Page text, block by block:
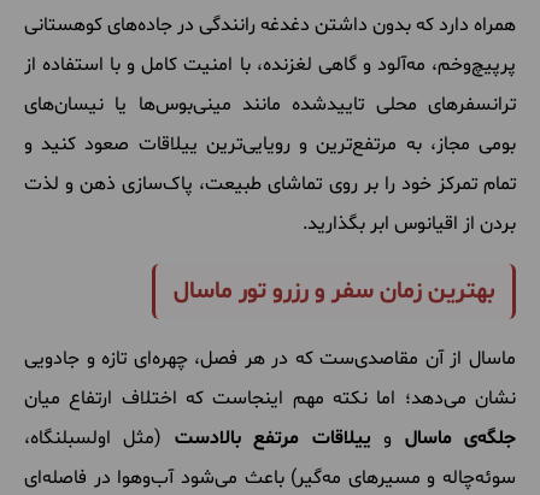
همراه دارد که بدون داشتن دغدغه رانندگی در جاده‌های کوهستانی
پرپیچ‌وخم، مه‌آلود و گاهی لغزنده، با امنیت کامل و با استفاده از
ترانسفرهای محلی تاییدشده مانند مینی‌بوس‌ها یا نیسان‌های
بومی مجاز، به مرتفع‌ترین و رویایی‌ترین ییلاقات صعود کنید و
تمام تمرکز خود را بر روی تماشای طبیعت، پاک‌سازی ذهن و لذت
بردن از اقیانوس ابر بگذارید.
بهترین زمان سفر و رزرو تور ماسال
ماسال از آن مقاصدی‌ست که در هر فصل، چهره‌ای تازه و جادویی
نشان می‌دهد؛ اما نکته مهم اینجاست که اختلاف ارتفاع میان
جلگه‌ی ماسال و ییلاقات مرتفع بالادست (مثل اولسبلنگاه،
سوئه‌چاله و مسیرهای مه‌گیر) باعث می‌شود آب‌وهوا در فاصله‌ای